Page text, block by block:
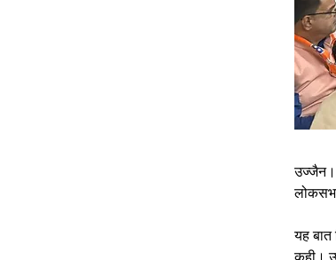
उज्जैन।
यह बात